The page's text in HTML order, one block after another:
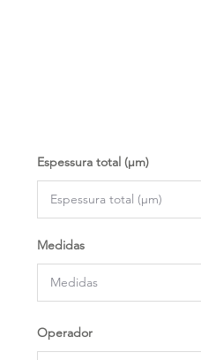
Espessura total (µm)
Medidas
Operador